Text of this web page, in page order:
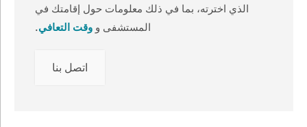
الذي اخترته، بما في ذلك معلومات حول إقامتك في
المستشفى و وقت التعافي.
اتصل بنا